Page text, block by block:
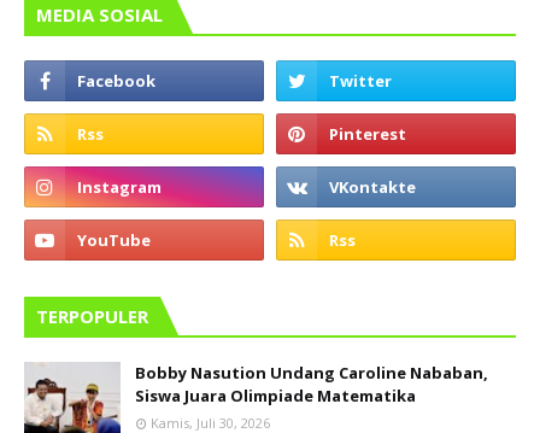
MEDIA SOSIAL
TERPOPULER
Bobby Nasution Undang Caroline Nababan,
Siswa Juara Olimpiade Matematika
Kamis, Juli 30, 2026